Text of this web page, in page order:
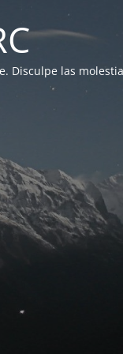
Disculpe las